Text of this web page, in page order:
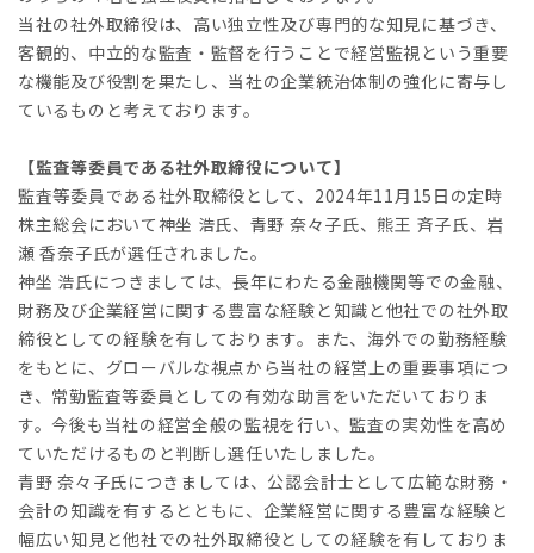
当社の社外取締役は、高い独立性及び専門的な知見に基づき、
客観的、中立的な監査・監督を行うことで経営監視という重要
な機能及び役割を果たし、当社の企業統治体制の強化に寄与し
ているものと考えております。
【監査等委員である社外取締役について】
監査等委員である社外取締役として、2024年11月15日の定時
株主総会において神坐 浩氏、青野 奈々子氏、熊王 斉子氏、岩
瀬 香奈子氏が選任されました。
神坐 浩氏につきましては、長年にわたる金融機関等での金融、
財務及び企業経営に関する豊富な経験と知識と他社での社外取
締役としての経験を有しております。また、海外での勤務経験
をもとに、グローバルな視点から当社の経営上の重要事項につ
き、常勤監査等委員としての有効な助言をいただいておりま
す。今後も当社の経営全般の監視を行い、監査の実効性を高め
ていただけるものと判断し選任いたしました。
青野 奈々子氏につきましては、公認会計士として広範な財務・
会計の知識を有するとともに、企業経営に関する豊富な経験と
幅広い知見と他社での社外取締役としての経験を有しておりま